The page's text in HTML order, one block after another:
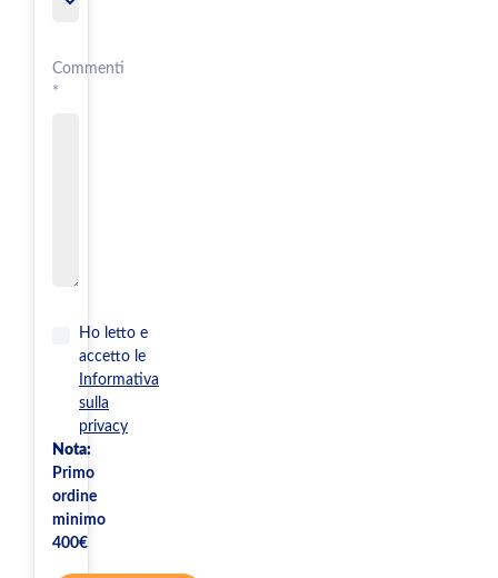
Commenti
*
Ho letto e
accetto le
Informativa
sulla
privacy
Nota:
Primo
ordine
minimo
400€